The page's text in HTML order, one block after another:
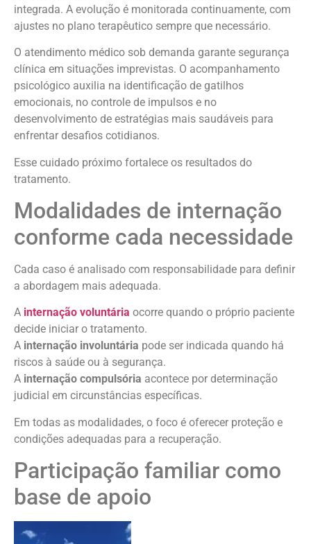
integrada. A evolução é monitorada continuamente, com
ajustes no plano terapêutico sempre que necessário.
O atendimento médico sob demanda garante segurança
clínica em situações imprevistas. O acompanhamento
psicológico auxilia na identificação de gatilhos
emocionais, no controle de impulsos e no
desenvolvimento de estratégias mais saudáveis para
enfrentar desafios cotidianos.
Esse cuidado próximo fortalece os resultados do
tratamento.
Modalidades de internação
conforme cada necessidade
Cada caso é analisado com responsabilidade para definir
a abordagem mais adequada.
A internação voluntária ocorre quando o próprio paciente
decide iniciar o tratamento.
A internação involuntária pode ser indicada quando há
riscos à saúde ou à segurança.
A internação compulsória acontece por determinação
judicial em circunstâncias específicas.
Em todas as modalidades, o foco é oferecer proteção e
condições adequadas para a recuperação.
Participação familiar como
base de apoio